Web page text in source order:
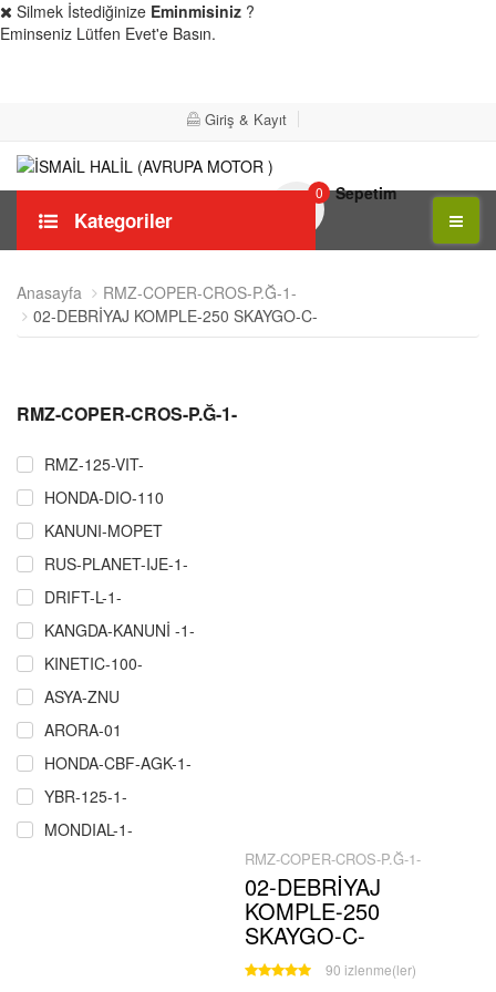
Silmek İstediğinize Eminmisiniz ?
Eminseniz Lütfen Evet'e Basın.
Giriş & Kayıt
0 Sepetim
Kategoriler
Anasayfa
RMZ-COPER-CROS-P.Ğ-1-
02-DEBRİYAJ KOMPLE-250 SKAYGO-C-
RMZ-COPER-CROS-P.Ğ-1-
RMZ-125-VIT-
HONDA-DIO-110
KANUNI-MOPET
RUS-PLANET-IJE-1-
DRIFT-L-1-
KANGDA-KANUNİ -1-
KINETIC-100-
ASYA-ZNU
ARORA-01
HONDA-CBF-AGK-1-
YBR-125-1-
MONDIAL-1-
ÇELIK-CRW-MARTIAN-MAXI-1-
RMZ-COPER-CROS-P.Ğ-1-
02-DEBRİYAJ
KOMPLE-250
SKAYGO-C-
90 izlenme(ler)